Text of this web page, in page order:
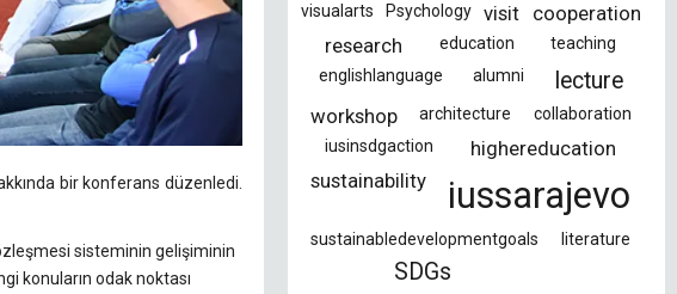
bir konferans düzenledi.
sisteminin gelişiminin
konuların odak noktası
visualarts Psychology visit cooperation
research
education
teaching
englishlanguage
alumni lecture
workshop architecture
collaboration
iusinsdgaction
highereducation
sustainability
iussarajevo
sustainabledevelopmentgoals literature
SDGs